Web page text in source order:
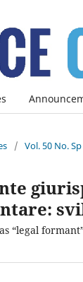
/ Vol. 50 No.
“legal